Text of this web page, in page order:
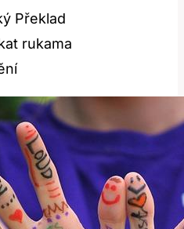
Překlad
rukama